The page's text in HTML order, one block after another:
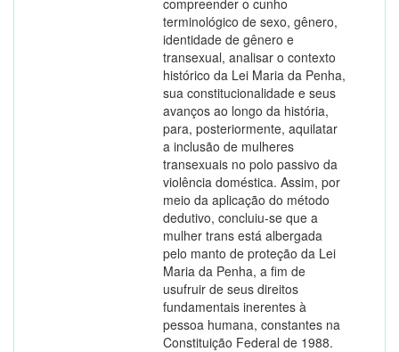
compreender o cunho
terminológico de sexo, gênero,
identidade de gênero e
transexual, analisar o contexto
histórico da Lei Maria da Penha,
sua constitucionalidade e seus
avanços ao longo da história,
para, posteriormente, aquilatar
a inclusão de mulheres
transexuais no polo passivo da
violência doméstica. Assim, por
meio da aplicação do método
dedutivo, concluiu-se que a
mulher trans está albergada
pelo manto de proteção da Lei
Maria da Penha, a fim de
usufruir de seus direitos
fundamentais inerentes à
pessoa humana, constantes na
Constituição Federal de 1988.